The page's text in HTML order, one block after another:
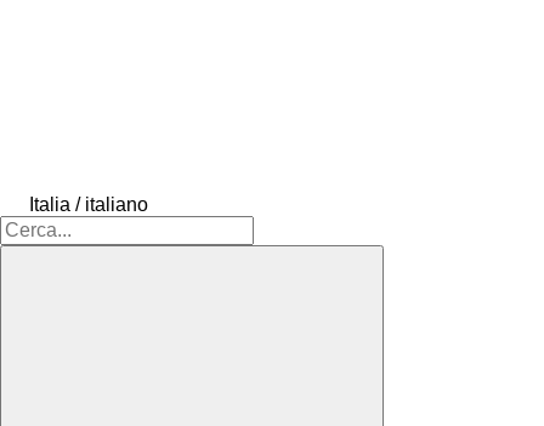
Italia / italiano